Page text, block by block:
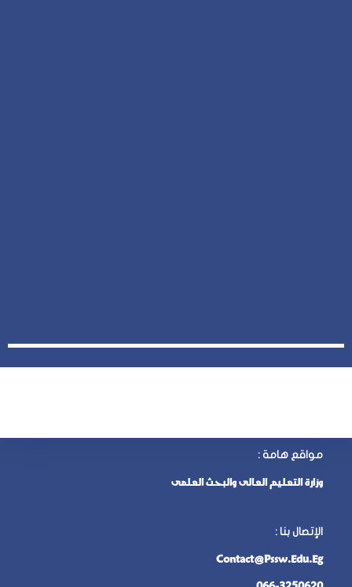
مواقع هامة :
وزارة التعليم العالى والبحث العلمى
الإتصال بنا :
Contact@pssw.edu.eg